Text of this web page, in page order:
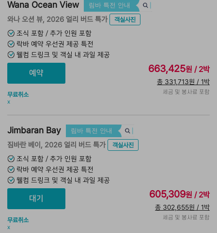
Wana Ocean View 림바 특전 안내
와나 오션 뷰, 2026 얼리 버드 특가
객실사진
조식 포함 / 추가 인원 포함
락바 예약 우선권 제공 특전
웰컴 드링크 및 객실 내 과일 제공
무료취소
x
663,425원 / 2박
총 331,713원 / 1박
세금 및 봉사료 포함
Jimbaran Bay 림바 특전 안내
짐바란 베이, 2026 얼리 버드 특가
객실사진
조식 포함 / 추가 인원 포함
락바 예약 우선권 제공 특전
웰컴 드링크 및 객실 내 과일 제공
무료취소
x
605,309원 / 2박
총 302,655원 / 1박
세금 및 봉사료 포함